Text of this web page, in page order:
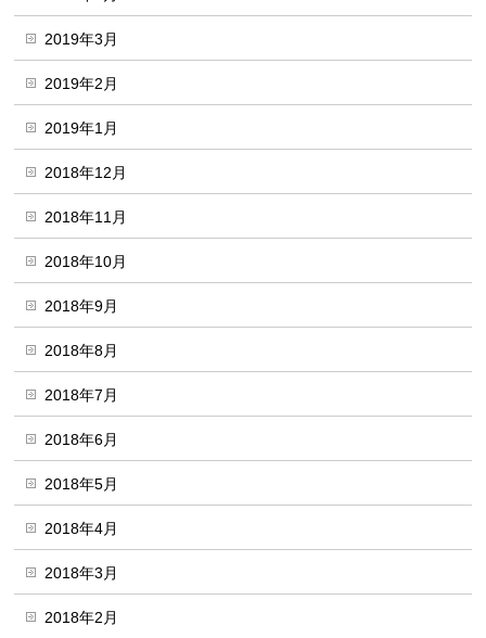
2019年3月
2019年2月
2019年1月
2018年12月
2018年11月
2018年10月
2018年9月
2018年8月
2018年7月
2018年6月
2018年5月
2018年4月
2018年3月
2018年2月